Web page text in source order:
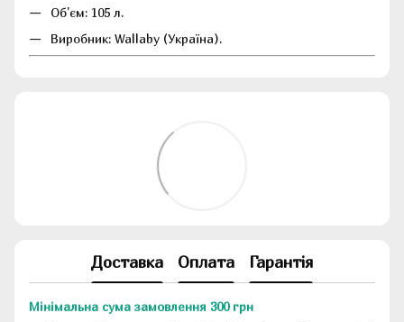
Об'єм: 105 л.
Виробник: Wallaby (Україна).
Доставка Оплата Гарантія
Мінімальна сума замовлення 300 грн